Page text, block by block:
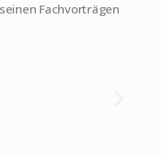
Fachvorträgen